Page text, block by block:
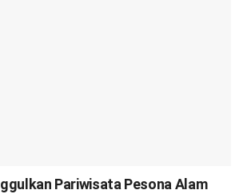
Pariwisata Pesona Alam